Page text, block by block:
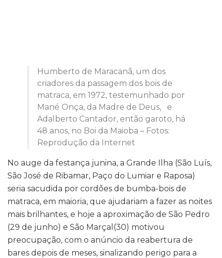
Humberto de Maracanã, um dos
criadores da passagem dos bois de
matraca, em 1972, testemunhado por
Mané Onça, da Madre de Deus, e
Adalberto Cantador, então garoto, há
48 anos, no Boi da Maioba – Fotos:
Reprodução da Internet
No auge da festança junina, a Grande Ilha (São Luís,
São José de Ribamar, Paço do Lumiar e Raposa)
seria sacudida por cordões de bumba-bois de
matraca, em maioria, que ajudariam a fazer as noites
mais brilhantes, e hoje a aproximação de São Pedro
(29 de junho) e São Marçal(30) motivou
preocupação, com o anúncio da reabertura de
bares depois de meses, sinalizando perigo para a